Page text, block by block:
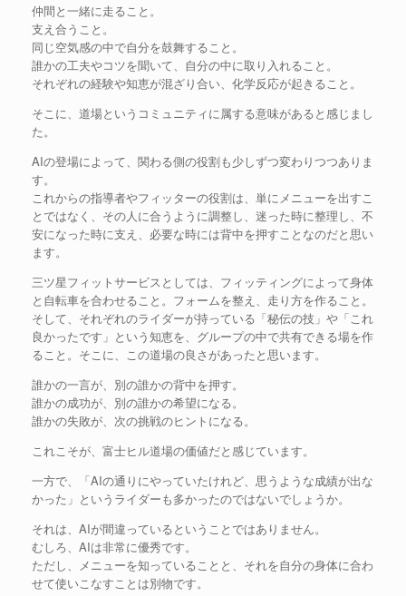
仲間と一緒に走ること。
支え合うこと。
同じ空気感の中で自分を鼓舞すること。
誰かの工夫やコツを聞いて、自分の中に取り入れること。
それぞれの経験や知恵が混ざり合い、化学反応が起きること。
そこに、道場というコミュニティに属する意味があると感じまし
た。
AIの登場によって、関わる側の役割も少しずつ変わりつつありま
す。
これからの指導者やフィッターの役割は、単にメニューを出すこ
とではなく、その人に合うように調整し、迷った時に整理し、不
安になった時に支え、必要な時には背中を押すことなのだと思い
ます。
三ツ星フィットサービスとしては、フィッティングによって身体
と自転車を合わせること。フォームを整え、走り方を作ること。
そして、それぞれのライダーが持っている「秘伝の技」や「これ
良かったです」という知恵を、グループの中で共有できる場を作
ること。そこに、この道場の良さがあったと思います。
誰かの一言が、別の誰かの背中を押す。
誰かの成功が、別の誰かの希望になる。
誰かの失敗が、次の挑戦のヒントになる。
これこそが、富士ヒル道場の価値だと感じています。
一方で、「AIの通りにやっていたけれど、思うような成績が出な
かった」というライダーも多かったのではないでしょうか。
それは、AIが間違っているということではありません。
むしろ、AIは非常に優秀です。
ただし、メニューを知っていることと、それを自分の身体に合わ
せて使いこなすことは別物です。